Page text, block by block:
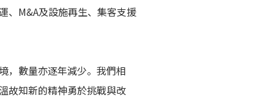
、M&A及設施再生、集客支援
，數量亦逐年減少。我們相
故知新的精神勇於挑戰與改